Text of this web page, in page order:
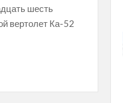
шесть
вертолет Ка-52